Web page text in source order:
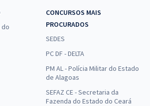
do
CONCURSOS MAIS
PROCURADOS
SEDES
PC DF - DELTA
PM AL - Polícia Militar do Estado
de Alagoas
SEFAZ CE - Secretaria da
Fazenda do Estado do Ceará